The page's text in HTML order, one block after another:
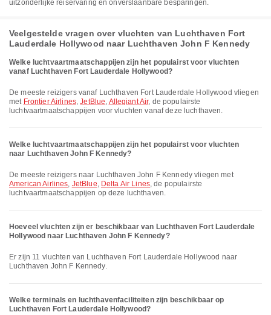
uitzonderlijke reiservaring en onverslaanbare besparingen.
Veelgestelde vragen over vluchten van Luchthaven Fort
Lauderdale Hollywood naar Luchthaven John F Kennedy
Welke luchtvaartmaatschappijen zijn het populairst voor vluchten
vanaf Luchthaven Fort Lauderdale Hollywood?
De meeste reizigers vanaf Luchthaven Fort Lauderdale Hollywood vliegen
met Frontier Airlines,JetBlue, Allegiant Air, de populairste
luchtvaartmaatschappijen voor vluchten vanaf deze luchthaven.
Welke luchtvaartmaatschappijen zijn het populairst voor vluchten
naar Luchthaven John F Kennedy?
De meeste reizigers naar Luchthaven John F Kennedy vliegen met
American Airlines, JetBlue, Delta Air Lines, de populairste
luchtvaartmaatschappijen op deze luchthaven.
Hoeveel vluchten zijn er beschikbaar van Luchthaven Fort Lauderdale
Hollywood naar Luchthaven John F Kennedy?
Er zijn 11 vluchten van Luchthaven Fort Lauderdale Hollywood naar
Luchthaven John F Kennedy.
Welke terminals en luchthavenfaciliteiten zijn beschikbaar op
Luchthaven Fort Lauderdale Hollywood?